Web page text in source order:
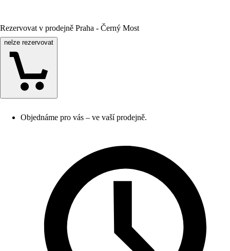
Rezervovat v prodejně Praha - Černý Most
nelze rezervovat
Objednáme pro vás – ve vaší prodejně.